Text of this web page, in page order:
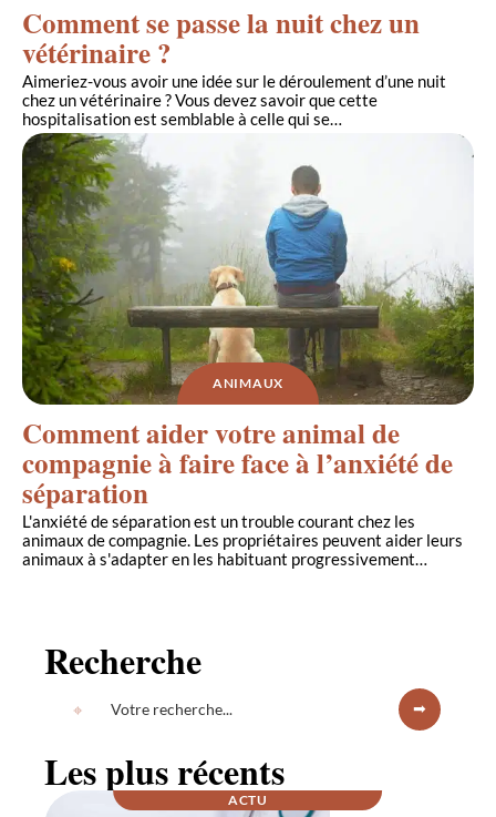
Comment se passe la nuit chez un
vétérinaire ?
Aimeriez-vous avoir une idée sur le déroulement d’une nuit
chez un vétérinaire ? Vous devez savoir que cette
hospitalisation est semblable à celle qui se…
ANIMAUX
Comment aider votre animal de
compagnie à faire face à l’anxiété de
séparation
L'anxiété de séparation est un trouble courant chez les
animaux de compagnie. Les propriétaires peuvent aider leurs
animaux à s'adapter en les habituant progressivement
Recherche
Les plus récents
ACTU